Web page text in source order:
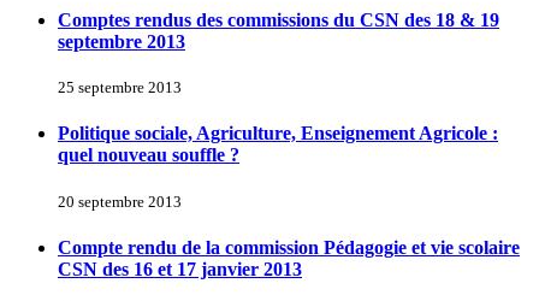
Comptes rendus des commissions du CSN des 18 & 19
septembre 2013
25 septembre 2013
Politique sociale, Agriculture, Enseignement Agricole :
quel nouveau souffle ?
20 septembre 2013
Compte rendu de la commission Pédagogie et vie scolaire
CSN des 16 et 17 janvier 2013